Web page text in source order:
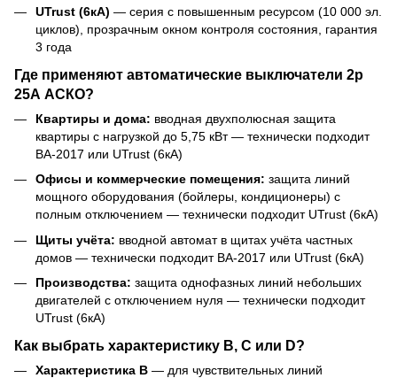
UTrust (6кА) — серия с повышенным ресурсом (10 000 эл.
циклов), прозрачным окном контроля состояния, гарантия
3 года
Где применяют автоматические выключатели 2р
25А АСКО?
Квартиры и дома: вводная двухполюсная защита
квартиры с нагрузкой до 5,75 кВт — технически подходит
ВА-2017 или UTrust (6кА)
Офисы и коммерческие помещения: защита линий
мощного оборудования (бойлеры, кондиционеры) с
полным отключением — технически подходит UTrust (6кА)
Щиты учёта: вводной автомат в щитах учёта частных
домов — технически подходит ВА-2017 или UTrust (6кА)
Производства: защита однофазных линий небольших
двигателей с отключением нуля — технически подходит
UTrust (6кА)
Как выбрать характеристику B, C или D?
Характеристика B — для чувствительных линий